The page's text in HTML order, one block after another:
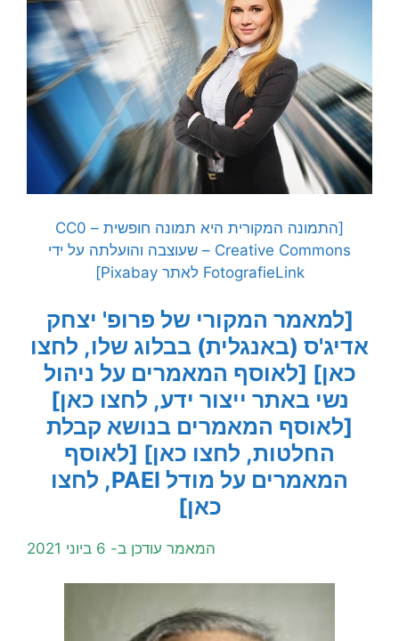
[התמונה המקורית היא תמונה חופשית – CC0
Creative Commons – שעוצבה והועלתה על ידי
FotografieLink לאתר Pixabay]
[למאמר המקורי של פרופ' יצחק
אדיג'ס (באנגלית) בבלוג שלו, לחצו
כאן] [לאוסף המאמרים על ניהול
נשי באתר ייצור ידע, לחצו כאן]
[לאוסף המאמרים בנושא קבלת
החלטות, לחצו כאן] [לאוסף
המאמרים על מודל PAEI, לחצו
כאן]
המאמר עודכן ב- 6 ביוני 2021